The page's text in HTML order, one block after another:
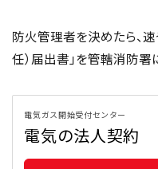
防火管理者を決めたら、
任）届出書」を管轄消防署
電気ガス開始受付センター
電気の法人契約